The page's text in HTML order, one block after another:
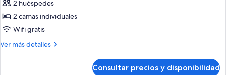
Habitación
Deluxe,
balcón
(views)
2 huéspedes
2 camas individuales
Wifi gratis
Ver más detalles
Más
Consultar precios y disponibilidad